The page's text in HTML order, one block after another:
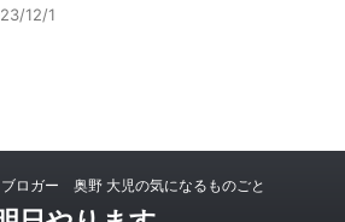
12/1
ロガー 奥野 大児の気になるものごと